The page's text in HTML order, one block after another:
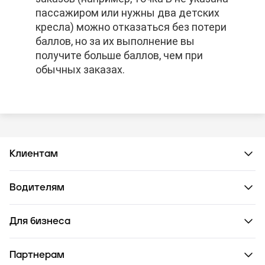
пассажиром или нужны два детских
кресла) можно отказаться без потери
баллов, но за их выполнение вы
получите больше баллов, чем при
обычных заказах.
пассажиром или нужны два детских
кресла) можно отказаться без потери
баллов, но за их выполнение вы
получите больше баллов, чем при
обычных заказах.
пассажиром или нужны два детских
кресла) можно отказаться без потери
баллов, но за их выполнение вы
получите больше баллов, чем при
обычных заказах.
Клиентам
Водителям
Для бизнеса
Партнерам